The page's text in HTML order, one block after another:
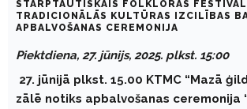
STARPTAUTISKAIS FOLKLORAS
TRADICIONĀLĀS KULTŪRAS IZCILĪBAS
APBALVOŠANAS CEREMONIJA
Piektdiena, 27. jūnijs, 2025. plkst. 15:00
27. jūnijā plkst. 15.00 KTMC “Mazā
zālē notiks apbalvošanas ceremonija